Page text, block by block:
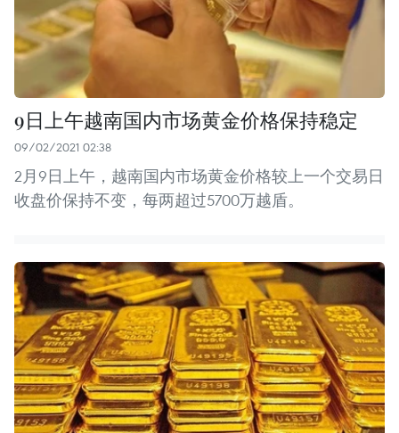
9日上午越南国内市场黄金价格保持稳定
09/02/2021 02:38
2月9日上午，越南国内市场黄金价格较上一个交易日
收盘价保持不变，每两超过5700万越盾。